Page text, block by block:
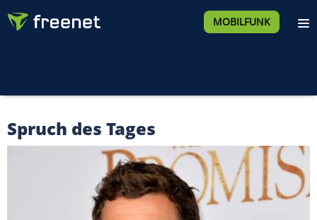
MOBILFUNK
Spruch des Tages